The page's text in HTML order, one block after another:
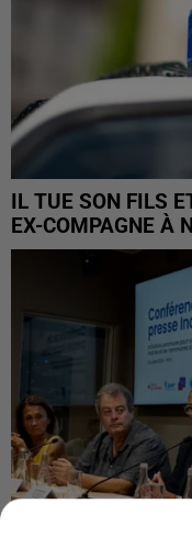
IL TUE SON FILS
EX-COMPAGNE À